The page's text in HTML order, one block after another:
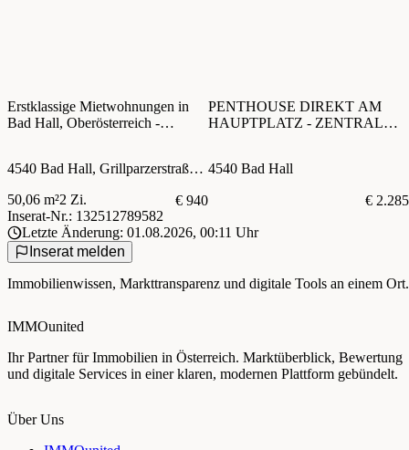
Erstklassige Mietwohnungen in
Bad Hall, Oberösterreich -
4540 Bad Hall, Grillparzerstraße 16
50,06 m²2 Zi. € 940
PENTHOUSE DIREKT AM
HAUPTPLATZ - ZENTRAL
4540 Bad Hall
€ 2.285
Inserat-Nr.: 132512789582
Letzte Änderung: 01.08.2026, 00:11 Uhr
Inserat melden
Immobilienwissen, Markttransparenz und digitale Tools an einem Ort.
IMMOunited
Ihr Partner für Immobilien in Österreich. Marktüberblick, Bewertung
und digitale Services in einer klaren, modernen Plattform gebündelt.
Über Uns